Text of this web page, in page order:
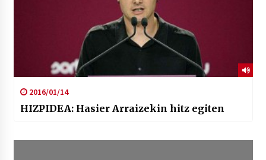
2016/01/14
HIZPIDEA: Hasier Arraizekin hitz egiten